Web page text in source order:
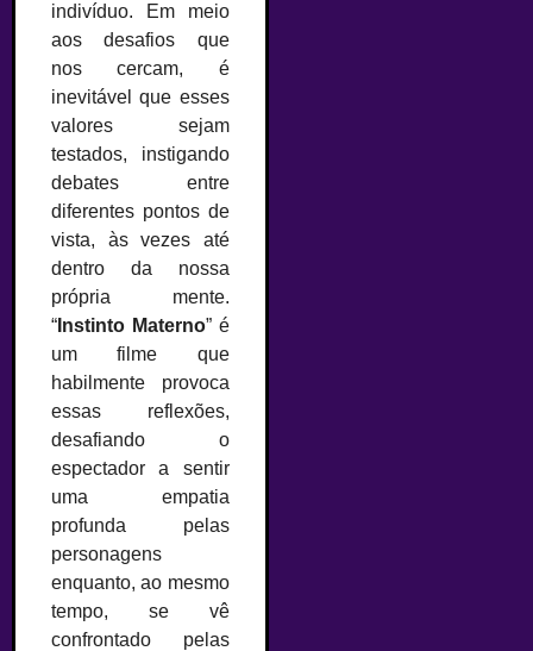
indivíduo. Em meio
aos desafios que
nos cercam, é
inevitável que esses
valores sejam
testados, instigando
debates entre
diferentes pontos de
vista, às vezes até
dentro da nossa
própria mente.
“ Instinto Materno” é
um filme que
habilmente provoca
essas reflexões,
desafiando o
espectador a sentir
uma empatia
profunda pelas
personagens
enquanto, ao mesmo
tempo, se vê
confrontado pelas